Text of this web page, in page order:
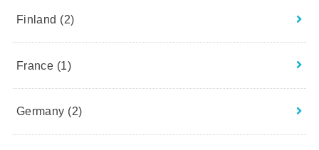
Finland (2)
France (1)
Germany (2)